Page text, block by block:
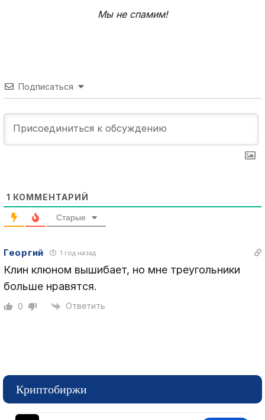
Мы не спамим!
Подписаться
1 КОММЕНТАРИЙ
Старые
Георгий 1 год назад
Клин клюном вышибает, но мне треугольники
больше нравятся.
0 Ответить
Криптобиржи